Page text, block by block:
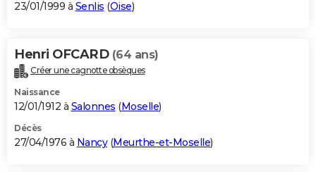
23/01/1999 à Senlis (Oise)
Henri OFCARD (64 ans)
Créer une cagnotte obsèques
Naissance
12/01/1912 à Salonnes (Moselle)
Décès
27/04/1976 à Nancy(Meurthe-et-Moselle)